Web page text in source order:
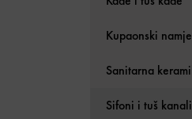
Kupaonski
Sanitarna
Sifoni i tuš